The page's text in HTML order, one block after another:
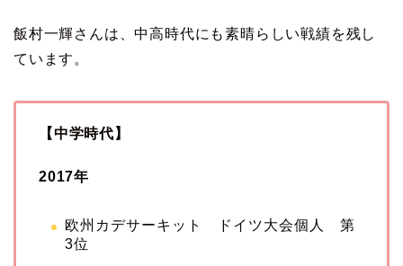
飯村一輝さんは、中高時代にも素晴らしい戦績を残し
ています。
【中学時代】
2017年
欧州カデサーキット ドイツ大会個人 第
3位